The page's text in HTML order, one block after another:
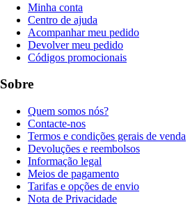
Minha conta
Centro de ajuda
Acompanhar meu pedido
Devolver meu pedido
Códigos promocionais
Sobre
Quem somos nós?
Contacte-nos
Termos e condições gerais de venda
Devoluções e reembolsos
Informação legal
Meios de pagamento
Tarifas e opções de envio
Nota de Privacidade